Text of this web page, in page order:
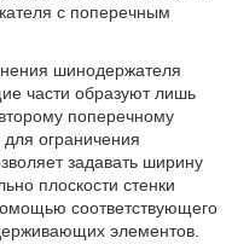
с поперечным
шинодержателя
части образуют лишь
поперечному
ограничения
задавать ширину
плоскости стенки
соответствующего
элементов.